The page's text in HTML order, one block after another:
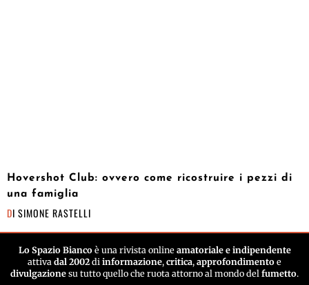
Hovershot Club: ovvero come ricostruire i pezzi di
una famiglia
DI SIMONE RASTELLI
Lo Spazio Biancoè una rivista online amatoriale e indipendente
attiva dal 2002 di informazione, critica, approfondimento e
divulgazione su tutto quello che ruota attorno al mondo del fumetto.